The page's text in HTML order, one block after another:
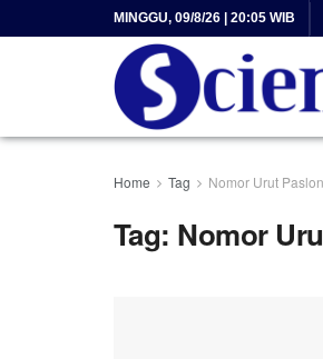
MINGGU, 09/8/26 | 20:05 WIB
Home Tag Nomor Urut
Tag: Nomor